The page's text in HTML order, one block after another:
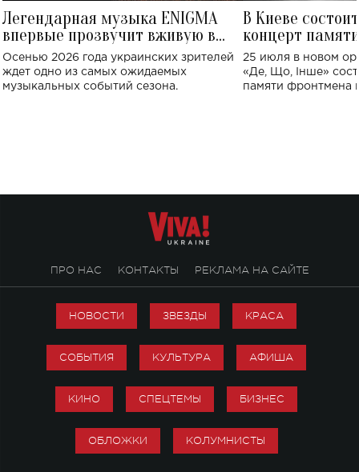
Легендарная музыка ENIGMA
впервые прозвучит вживую в
Украине: где состоится концерт
Осенью 2026 года украинских зрителей
ждет одно из самых ожидаемых
музыкальных событий сезона.
В Киеве
концерт
Клименко:
исполнят песни
25 июля в новом
«Де, Що, Інше»
памяти фронтмена
ПРО НАС КОНТАКТЫ РЕКЛАМА НА САЙТЕ
НОВОСТИ ЗВЕЗДЫ КРАСА
СОБЫТИЯ КУЛЬТУРА АФИША
КИНО СПЕЦТЕМЫ БИЗНЕС
ОБЛОЖКИ КОЛУМНИСТЫ